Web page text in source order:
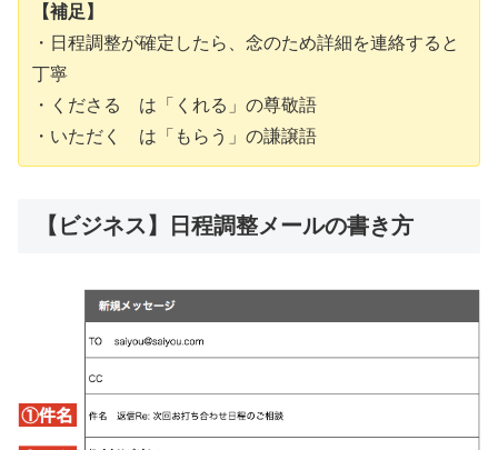
【補足】
・日程調整が確定したら、念のため詳細を連絡すると
丁寧
・くださる は「くれる」の尊敬語
・いただく は「もらう」の謙譲語
【ビジネス】日程調整メールの書き方